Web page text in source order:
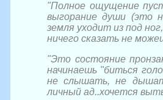
"Полное ощущение
выгорание души (это
земля уходит из под
ничего сказать не
"Это состояние
начинаешь "биться
не слышать, не
личный ад..хочется